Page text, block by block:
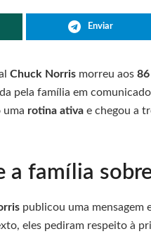
Enviar
Chuck Norris morreu aos 86
pela família em
uma rotina ativa e chegou a
a família
publicou uma
eles pediram respeito à